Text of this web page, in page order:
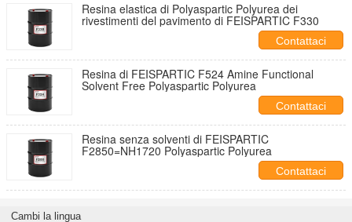
Resina elastica di Polyaspartic Polyurea dei
rivestimenti del pavimento di FEISPARTIC F330
Contattaci
Resina di FEISPARTIC F524 Amine Functional
Solvent Free Polyaspartic Polyurea
Contattaci
Resina senza solventi di FEISPARTIC
F2850=NH1720 Polyaspartic Polyurea
Contattaci
Cambi la lingua